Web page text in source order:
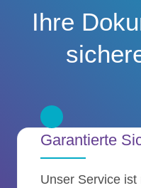
Ihre
Garantierte
Unser Service